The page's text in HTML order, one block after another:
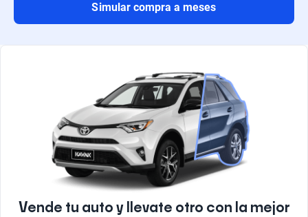
Simular compra a meses
Vende tu auto y llevate otro con la mejor